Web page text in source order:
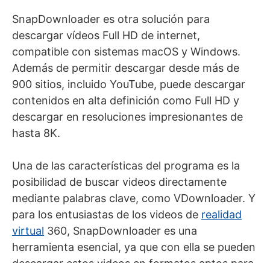
SnapDownloader es otra solución para
descargar vídeos Full HD de internet,
compatible con sistemas macOS y Windows.
Además de permitir descargar desde más de
900 sitios, incluido YouTube, puede descargar
contenidos en alta definición como Full HD y
descargar en resoluciones impresionantes de
hasta 8K.
Una de las características del programa es la
posibilidad de buscar videos directamente
mediante palabras clave, como VDownloader. Y
para los entusiastas de los videos de realidad
virtual 360, SnapDownloader es una
herramienta esencial, ya que con ella se pueden